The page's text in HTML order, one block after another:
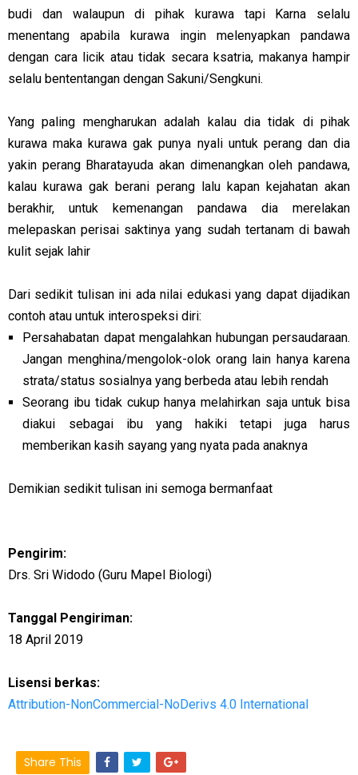
budi dan walaupun di pihak kurawa tapi Karna selalu
menentang apabila kurawa ingin melenyapkan pandawa
dengan cara licik atau tidak secara ksatria, makanya hampir
selalu bententangan dengan Sakuni/Sengkuni.
Yang paling mengharukan adalah kalau dia tidak di pihak
kurawa maka kurawa gak punya nyali untuk perang dan dia
yakin perang Bharatayuda akan dimenangkan oleh pandawa,
kalau kurawa gak berani perang lalu kapan kejahatan akan
berakhir, untuk kemenangan pandawa dia merelakan
melepaskan perisai saktinya yang sudah tertanam di bawah
kulit sejak lahir
Dari sedikit tulisan ini ada nilai edukasi yang dapat dijadikan
contoh atau untuk interospeksi diri:
Persahabatan dapat mengalahkan hubungan persaudaraan.
Jangan menghina/mengolok-olok orang lain hanya karena
strata/status sosialnya yang berbeda atau lebih rendah
Seorang ibu tidak cukup hanya melahirkan saja untuk bisa
diakui sebagai ibu yang hakiki tetapi juga harus
memberikan kasih sayang yang nyata pada anaknya
Demikian sedikit tulisan ini semoga bermanfaat
Pengirim:
Drs. Sri Widodo (Guru Mapel Biologi)
Tanggal Pengiriman:
18 April 2019
Lisensi berkas:
Attribution-NonCommercial-NoDerivs 4.0 International
Share This